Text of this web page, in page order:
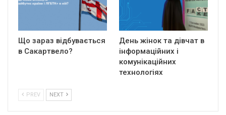
Що зараз відбувається
в Сакартвело?
День жінок та дівчат в
інформаційних і
комунікаційних
технологіях
PREV NEXT